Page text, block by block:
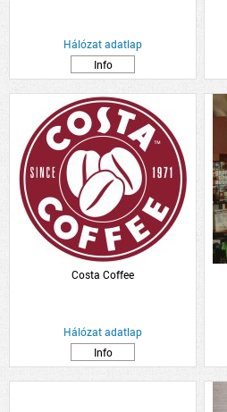
Hálózat adatlap
Info
Costa Coffee
Hálózat adatlap
Info